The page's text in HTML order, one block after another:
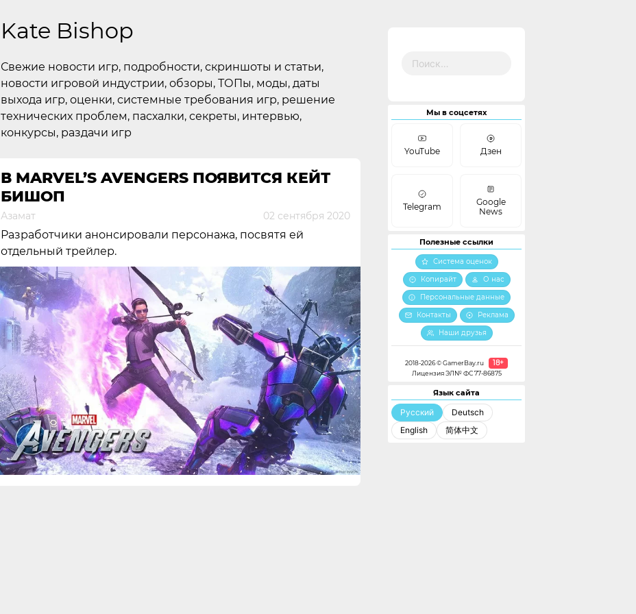
Kate Bishop
Свежие новости игр, подробности, скриншоты и статьи,
новости игровой индустрии, обзоры, ТОПы, моды, даты
выхода игр, оценки, системные требования игр, решение
технических проблем, пасхалки, секреты, интервью,
конкурсы, раздачи игр
В MARVEL’S AVENGERS ПОЯВИТСЯ КЕЙТ
БИШОП
Азамат 02 сентября 2020
Разработчики анонсировали персонажа, посвятя ей
отдельный трейлер.
Мы в соцсетях
YouTube Дзен
Telegram
Google
News
Полезные ссылки
Система оценок
Копирайт
О нас
Персональные данные
Контакты
Реклама
Наши друзья
2018-2026 © GamerBay.ru 18+
Лицензия ЭЛ№ ФС 77-86875
Язык сайта
Русский
Deutsch
English
简体中文